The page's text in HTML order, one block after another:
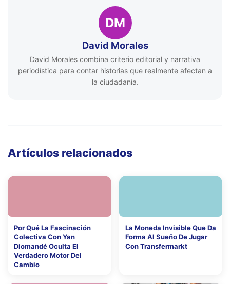
DM
David Morales
David Morales combina criterio editorial y narrativa
periodística para contar historias que realmente afectan a
la ciudadanía.
Artículos relacionados
Por Qué La Fascinación
Colectiva Con Yan
Diomandé Oculta El
Verdadero Motor Del
Cambio
La Moneda Invisible Que Da
Forma Al Sueño De Jugar
Con Transfermarkt